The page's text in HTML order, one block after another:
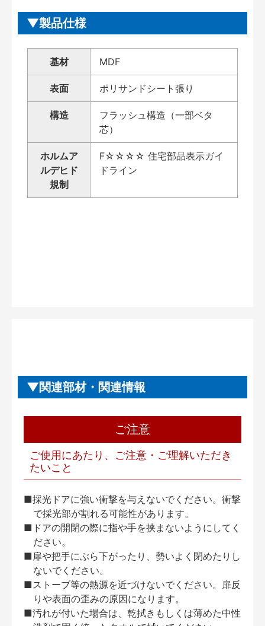
製品仕様
基材 MDF
表面 ポリサンドシート張り
構造
フラッシュ構造（一部ベタ
芯）
ホルムア
ルデヒド
規制
F☆☆☆☆ 住宅部品表示ガイ
ドライン
関連部材・関連情報
ご注意
ご使用にあたり、ご注意・ご理解いただき
たいこと
■採光ドアに強い衝撃を与えないでください。衝撃
で採光部が割れる可能性があります。
■ドアの開閉の際に指や手を挟まないようにしてく
ださい。
■扉や把手にぶら下がったり、勢いよく閉めたりし
ないでください。
■ストーブ等の熱源を近づけないでください。扉反
りや表面の歪みの原因になります。
■汚れが付いた場合は、乾拭きもしくは薄めた中性